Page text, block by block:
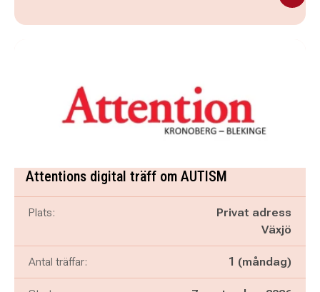
Attentions digital träff om AUTISM
Plats:
Privat adress
Växjö
Antal träffar: 1 (måndag)